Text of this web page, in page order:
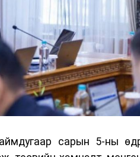
сарын 5-ны